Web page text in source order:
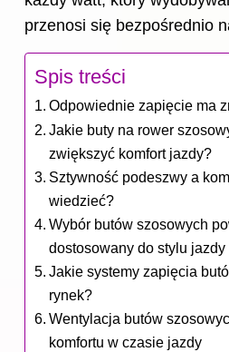
przenosi się bezpośrednio
Spis treści
Odpowiednie zapięcie ma
Jakie buty na rower
zwiększyć komfort jazdy?
Sztywność podeszwy a
wiedzieć?
Wybór butów szosowych
dostosowany do stylu jazdy
Jakie systemy zapięcia
rynek?
Wentylacja butów
komfortu w czasie jazdy